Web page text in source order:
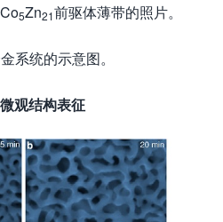
5Zn21前驱体薄带的照片。
系统的示意图。
观结构表征